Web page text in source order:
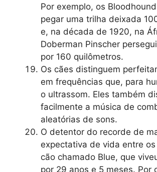
Por exemplo, os
pegar uma trilha deixada
e, na década de 1920, na
Doberman Pinscher
por 160 quilômetros.
Os cães distinguem
em frequências que, para
o ultrassom. Eles também
facilmente a música de
aleatórias de sons.
O detentor do recorde de
expectativa de vida entre
cão chamado Blue, que
por 29 anos e 5 meses. Por